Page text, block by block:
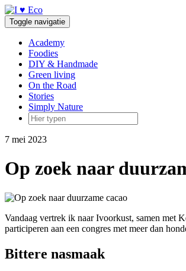
Doorgaan
naar
inhoud
Toggle navigatie
Academy
Foodies
DIY & Handmade
Green living
On the Road
Stories
Simply Nature
7 mei 2023
Op zoek naar
Vandaag vertrek ik naar Ivoorkust, samen met
participeren aan een congres met meer dan
Bittere nasmaak